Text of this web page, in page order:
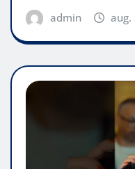
admin aug.